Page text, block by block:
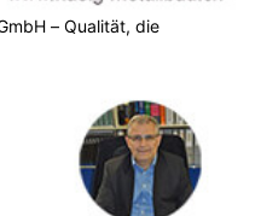
– Qualität, die